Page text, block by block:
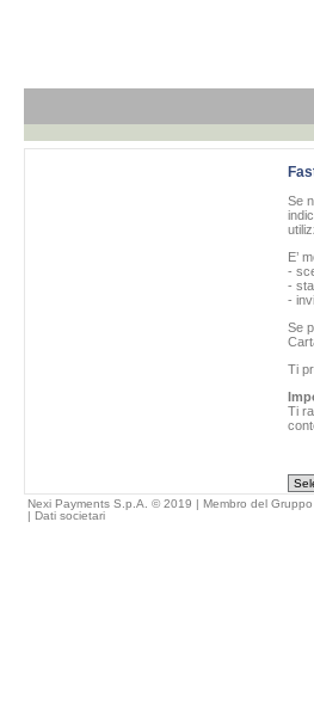
Se
E’
-
-
-
Se
Ti
Ti
Nexi Payments S.p.A. © 2019 | Membro del
| Dati societari